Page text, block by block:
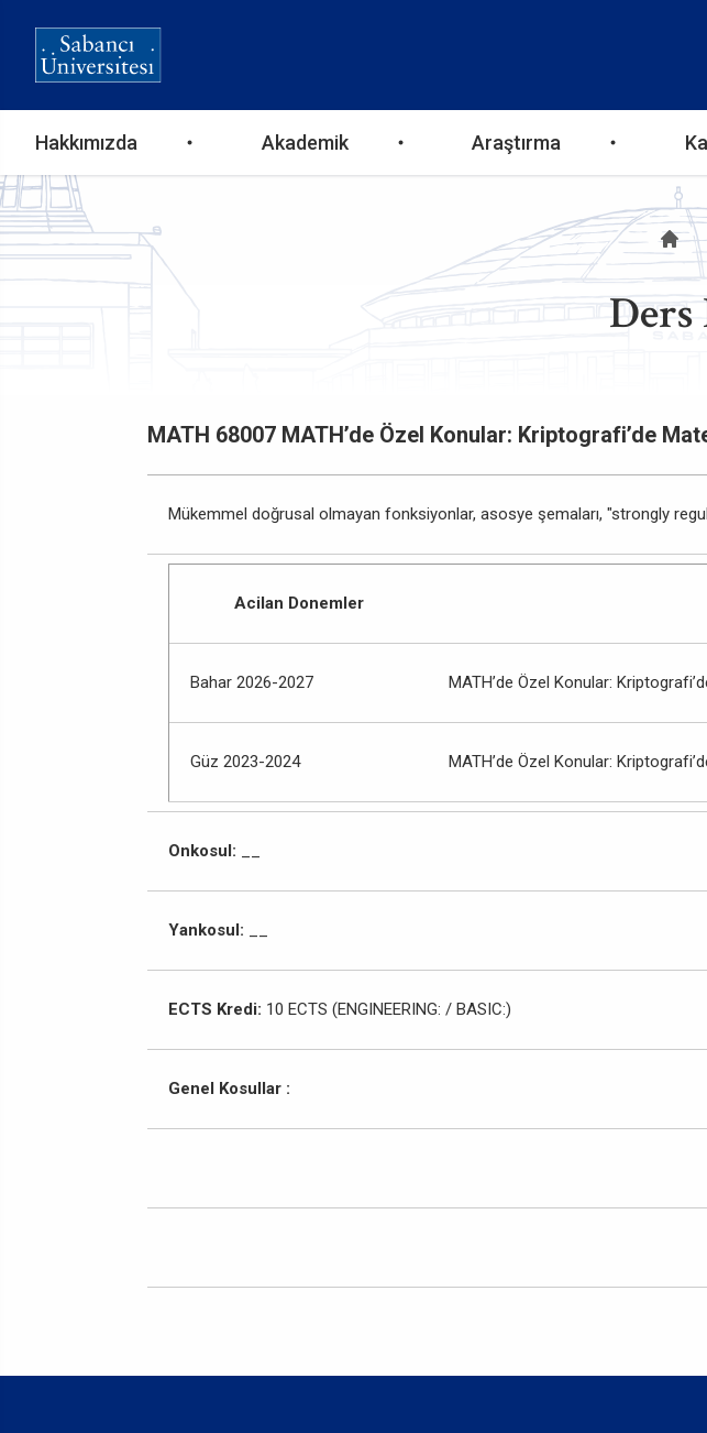
Ana
gezinti
menüsü
Hakkımızda Akademik Araştırma
MATH 68007 MATH’de Özel Konular: Kriptografi’de
Mükemmel doğrusal olmayan fonksiyonlar, asosye şemaları, "strongly
Acilan Donemler
Bahar 2026-2027 MATH’de Özel Konular:
Güz 2023-2024 MATH’de Özel Konular:
Onkosul:
Yankosul:
ECTS Kredi: 10 ECTS (ENGINEERING: / BASIC:)
Genel Kosullar :